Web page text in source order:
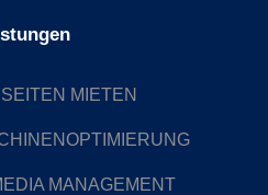
MIETEN
MANAGEMENT